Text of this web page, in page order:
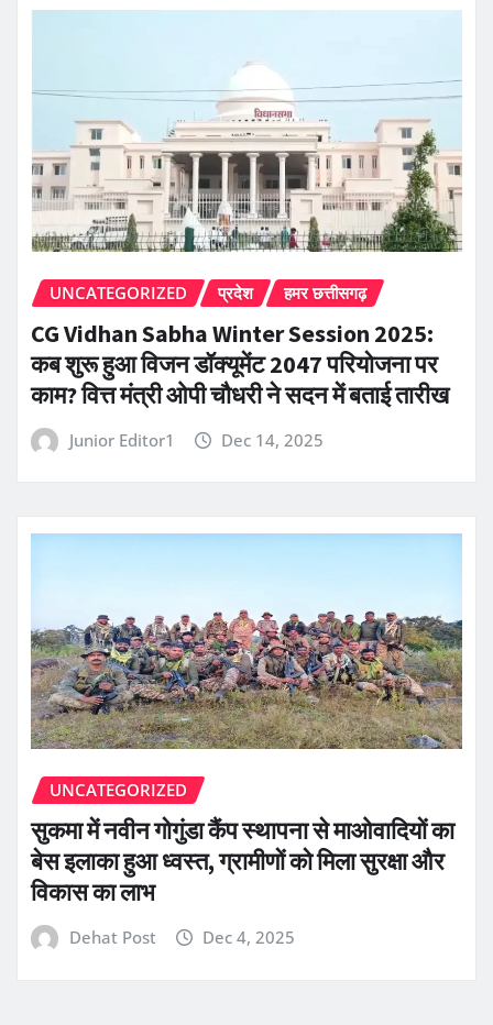
UNCATEGORIZED प्रदेश हमर छत्तीसगढ़
CG Vidhan Sabha Winter Session 2025:
कब शुरू हुआ विजन डॉक्यूमेंट 2047 परियोजना पर
काम? वित्त मंत्री ओपी चौधरी ने सदन में बताई तारीख
Junior Editor1 Dec 14, 2025
UNCATEGORIZED
सुकमा में नवीन गोगुंडा कैंप स्थापना से माओवादियों का
बेस इलाका हुआ ध्वस्त, ग्रामीणों को मिला सुरक्षा और
विकास का लाभ
Dehat Post Dec 4, 2025